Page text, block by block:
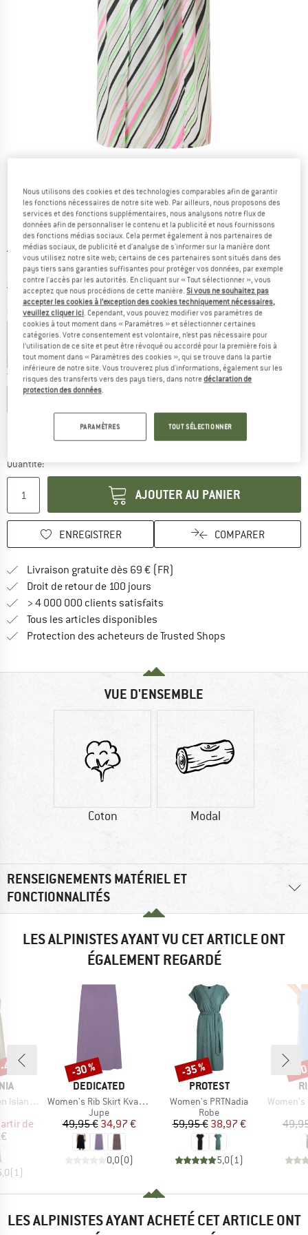
Prix initial :
139,95€
Prix:
55,98€ TVA incl.
hors Frais de livraisonInformations sur les frais de livraison. Ouvre une
Couleur:Multicolor Ii
-45 % -60 %
Taille: EU40
EU
Quantité:
AJOUTER AU PANIER
ENREGISTRER COMPARER
Livraison gratuite dès 69 € (FR)
Droit de retour de 100 jours
> 4 000 000 clients satisfaits
Tous les articles disponibles
Protection des acheteurs de Trusted Shops
VUE D'ENSEMBLE
Coton Modal
RENSEIGNEMENTS MATÉRIEL ET
FONCTIONNALITÉS
LES ALPINISTES AYANT VU CET ARTICLE ONT
ÉGALEMENT REGARDÉ
Dress
réduit
de
( 1)
%
MARQUE
DEDICATED
Article
Women's Rib Skirt Kvarnvik
Product group
Jupe
Prix
49,95 €Prix réduit
34,97 €
0,0(0)
Remise
-30 %
MARQUE
PROTEST
Article
Women's PRTNadia
Product group
Robe
Prix
59,95 €Prix réduit
38,97 €
5,0( 1)
Remise
-35 %
Article
Women's
-
LES ALPINISTES AYANT ACHETÉ CET ARTICLE ONT
Nous utilisons des cookies et des technologies comparables afin de garantir
les fonctions nécessaires de notre site web. Par ailleurs, nous proposons des
services et des fonctions supplémentaires, nous analysons notre flux de
données afin de personnaliser le contenu et la publicité et nous fournissons
des fonctions médias sociaux. Cela permet également à nos partenaires de
médias sociaux, de publicité et d'analyse de s'informer sur la manière dont
vous utilisez notre site web; certains de ces partenaires sont situés dans des
pays tiers sans garanties suffisantes pour protéger vos données, par exemple
contre l'accès par les autorités. En cliquant sur « Tout sélectionner », vous
acceptez que nous procédions de cette manière.Si vous ne souhaitez pas
accepter les cookies à l’exception des cookies techniquement nécessaires,
veuillez cliquer ici. Cependant, vous pouvez modifier vos paramètres de
cookies à tout moment dans « Paramètres » et sélectionner certaines
catégories. Votre consentement est volontaire, n’est pas nécessaire pour
l’utilisation de ce site et peut être révoqué ou accordé pour la première fois à
tout moment dans « Paramètres des cookies », qui se trouve dans la partie
inférieure de notre site. Vous trouverez plus d'informations, également sur les
risques des transferts vers des pays tiers, dans notredéclaration de
protection des données.
PARAMÈTRES TOUT SÉLECTIONNER